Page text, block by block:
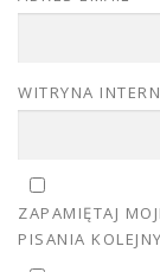
WITRYNA
ZAPAMIĘTAJ
PISANIA